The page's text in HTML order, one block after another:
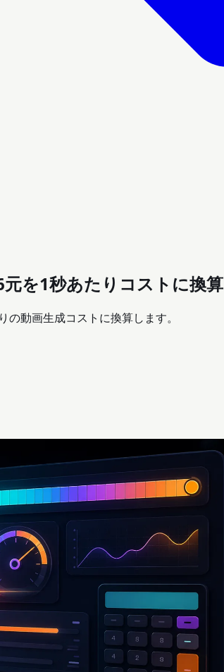
を1秒あたりコストに換算
動画生成コストに換算します。